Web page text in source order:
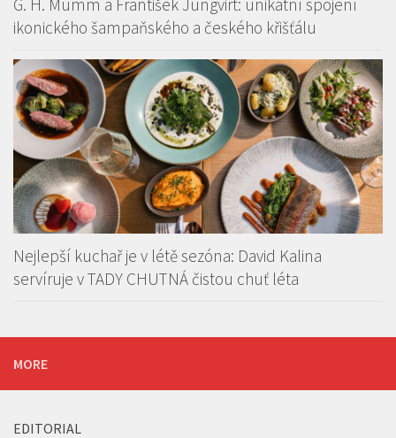
G. H. Mumm a František Jungvirt: unikátní spojení
ikonického šampaňského a českého křišťálu
Nejlepší kuchař je v létě sezóna: David Kalina
servíruje v TADY CHUTNÁ čistou chuť léta
MORE
EDITORIAL